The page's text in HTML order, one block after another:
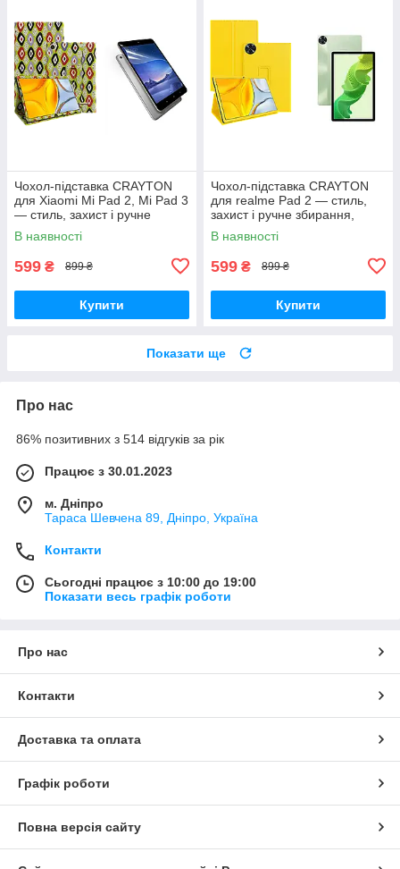
Чохол-підставка CRAYTON
для Xiaomi Mi Pad 2, Mi Pad 3
— стиль, захист і ручне
збирання, колір Камні
В наявності
599 ₴ 899 ₴
Купити
Чохол-підставка CRAYTON
для realme Pad 2 — стиль,
захист і ручне збирання,
колір Жовтий
В наявності
599 ₴ 899 ₴
Купити
Показати ще
Про нас
86% позитивних з 514 відгуків за рік
Працює з 30.01.2023
м. Дніпро
Тараса Шевчена 89, Дніпро, Україна
Контакти
Сьогодні працює з 10:00 до 19:00
Показати весь графік роботи
Про нас
Контакти
Доставка та оплата
Графік роботи
Повна версія сайту